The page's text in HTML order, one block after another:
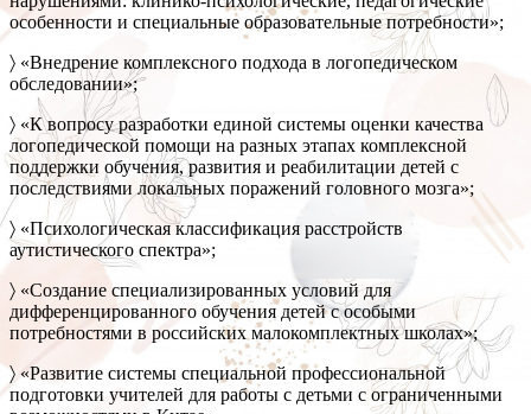
особенности и специальные образовательные потребности»;
〉 «Внедрение комплексного подхода в логопедическом
обследовании»;
〉 «К вопросу разработки единой системы оценки качества
логопедической помощи на разных этапах комплексной
поддержки обучения, развития и реабилитации детей с
последствиями локальных поражений головного мозга»;
〉 «Психологическая классификация расстройств
аутистического спектра»;
〉 «Создание специализированных условий для
дифференцированного обучения детей с особыми
потребностями в российских малокомплектных школах»;
〉 «Развитие системы специальной профессиональной
подготовки учителей для работы с детьми с ограниченными